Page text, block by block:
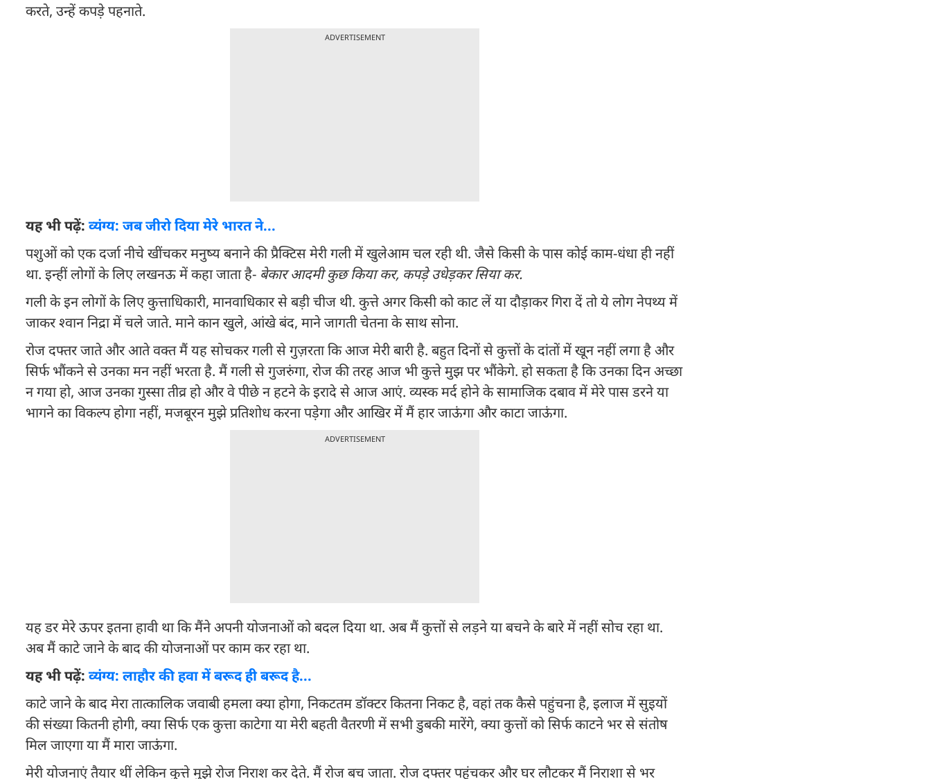
करते, उन्हें कपड़े पहनाते.
ADVERTISEMENT
यह भी पढ़ें:व्यंग्य: जब जीरो दिया मेरे भारत ने...
पशुओं को एक दर्जा नीचे खींचकर मनुष्य बनाने की प्रैक्टिस मेरी गली में खुलेआम चल रही थी. जैसे किसी के पास कोई काम-धंधा ही नहीं
था. इन्हीं लोगों के लिए लखनऊ में कहा जाता है- बेकार आदमी कुछ किया कर, कपड़े उधेड़कर सिया कर.
गली के इन लोगों के लिए कुत्ताधिकारी, मानवाधिकार से बड़ी चीज थी. कुत्ते अगर किसी को काट लें या दौड़ाकर गिरा दें तो ये लोग नेपथ्य में
जाकर श्वान निद्रा में चले जाते. माने कान खुले, आंखे बंद, माने जागती चेतना के साथ सोना.
रोज दफ्तर जाते और आते वक्त मैं यह सोचकर गली से गुज़रता कि आज मेरी बारी है. बहुत दिनों से कुत्तों के दांतों में खून नहीं लगा है और
सिर्फ भौंकने से उनका मन नहीं भरता है. मैं गली से गुजरुंगा, रोज की तरह आज भी कुत्ते मुझ पर भौंकेगे. हो सकता है कि उनका दिन अच्छा
न गया हो, आज उनका गुस्सा तीव्र हो और वे पीछे न हटने के इरादे से आज आएं. व्यस्क मर्द होने के सामाजिक दबाव में मेरे पास डरने या
भागने का विकल्प होगा नहीं, मजबूरन मुझे प्रतिशोध करना पड़ेगा और आखिर में मैं हार जाऊंगा और काटा जाऊंगा.
ADVERTISEMENT
यह डर मेरे ऊपर इतना हावी था कि मैंने अपनी योजनाओं को बदल दिया था. अब मैं कुत्तों से लड़ने या बचने के बारे में नहीं सोच रहा था.
अब मैं काटे जाने के बाद की योजनाओं पर काम कर रहा था.
यह भी पढ़ें:व्यंग्य: लाहौर की हवा में बरूद ही बरूद है...
काटे जाने के बाद मेरा तात्कालिक जवाबी हमला क्या होगा, निकटतम डॉक्टर कितना निकट है, वहां तक कैसे पहुंचना है, इलाज में सुइयों
की संख्या कितनी होगी, क्या सिर्फ एक कुत्ता काटेगा या मेरी बहती वैतरणी में सभी डुबकी मारेंगे, क्या कुत्तों को सिर्फ काटने भर से संतोष
मिल जाएगा या मैं मारा जाऊंगा.
मेरी योजनाएं तैयार थीं लेकिन कुत्ते मुझे रोज निराश कर देते. मैं रोज बच जाता. रोज दफ्तर पहुंचकर और घर लौटकर मैं निराशा से भर